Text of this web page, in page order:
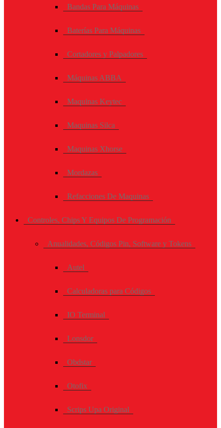
Bandas Para Máquinas
Baterías Para Máquinas
Cortadores y Palpadores
Máquinas ABBA
Maquinas Keytec
Maquinas Silca
Maquinas Xhorse
Mordazas
Refacciones De Maquinas
Controles, Chips Y Equipos De Programación
Anualidades, Códigos Pin, Software y Tokens
Autel
Calculadoras para Códigos
IO Terminal
Lonsdor
Obdstar
Otofix
Scrips Upa Original